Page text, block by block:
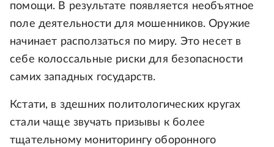
помощи. В результате появляется необъятное
поле деятельности для мошенников. Оружие
начинает расползаться по миру. Это несет в
себе колоссальные риски для безопасности
самих западных государств.
Кстати, в здешних политологических кругах
стали чаще звучать призывы к более
тщательному мониторингу оборонного